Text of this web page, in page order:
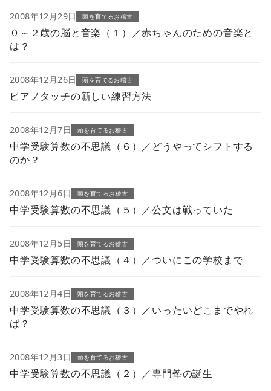
2008年12月29日 頭を育てるお稽古
０～２歳の脳と音楽（１）／赤ちゃんのための音楽と
は？
2008年12月26日 頭を育てるお稽古
ピアノタッチの新しい練習方法
2008年12月7日 頭を育てるお稽古
中学受験算数の不思議（６）／どうやってシフトする
のか？
2008年12月6日 頭を育てるお稽古
中学受験算数の不思議（５）／公文は戦っていた
2008年12月5日 頭を育てるお稽古
中学受験算数の不思議（４）／ついにこの学校まで
2008年12月4日 頭を育てるお稽古
中学受験算数の不思議（３）／いったいどこまでやれ
ば？
2008年12月3日 頭を育てるお稽古
中学受験算数の不思議（２）／専門塾の誕生